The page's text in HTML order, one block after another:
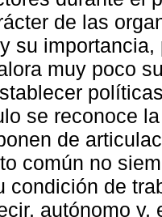
de las
su
muy poco
se reconoce
de
común no
condición de
autónomo